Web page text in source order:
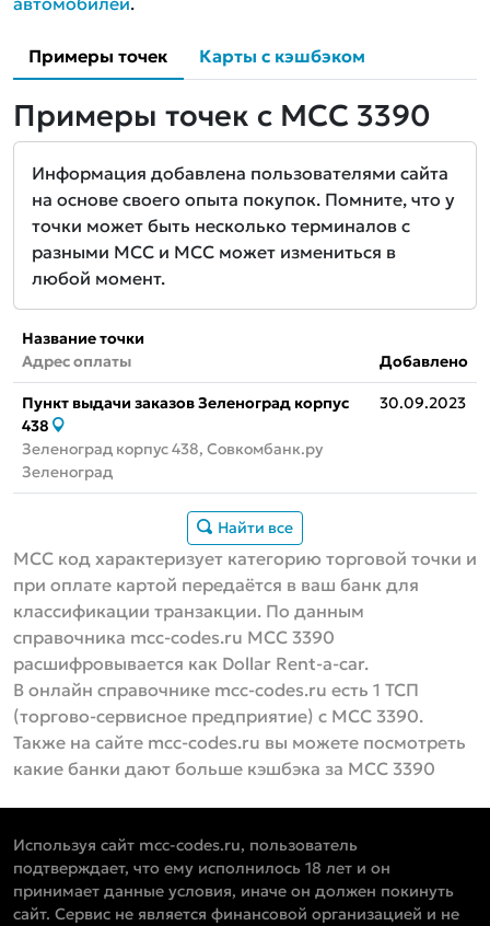
Примеры точек Карты с кэшбэком
Примеры точек с MCC 3390
Информация добавлена пользователями сайта
на основе своего опыта покупок. Помните, что у
точки может быть несколько терминалов с
разными MCC и MCC может измениться в
любой момент.
Название точки
Адрес оплаты
Добавлено
Пункт выдачи заказов Зеленоград корпус
438
Зеленоград корпус 438, Совкомбанк.ру
Зеленоград
30.09.2023
Найти все
MCC код характеризует категорию торговой точки и
при оплате картой передаётся в ваш банк для
классификации транзакции. По данным
справочника mcc-codes.ru MCC 3390
расшифровывается как Dollar Rent-a-car.
В онлайн справочнике mcc-codes.ru есть 1 ТСП
(торгово-сервисное предприятие) с MCC 3390.
Также на сайте mcc-codes.ru вы можете посмотреть
какие банки дают больше кэшбэка за MCC 3390
Используя сайт mcc-codes.ru, пользователь
подтверждает, что ему исполнилось 18 лет и он
принимает данные условия, иначе он должен покинуть
сайт. Сервис не является финансовой организацией и не